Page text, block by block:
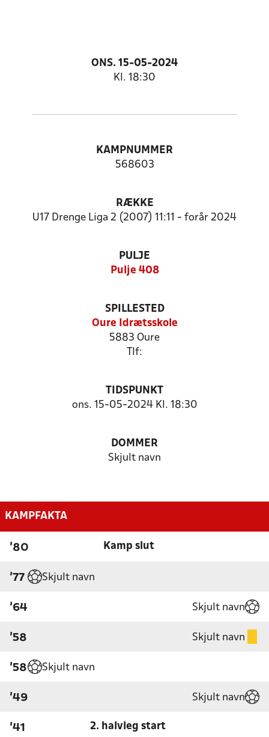
ONS. 15-05-2024
Kl. 18:30
KAMPNUMMER
568603
RÆKKE
U17 Drenge Liga 2 (2007) 11:11 - forår 2024
PULJE
Pulje 408
SPILLESTED
Oure Idrætsskole
5883 Oure
Tlf:
TIDSPUNKT
ons. 15-05-2024 Kl. 18:30
DOMMER
Skjult navn
KAMPFAKTA
'80 Kamp slut
'77 Skjult navn
'64 Skjult navn
'58 Skjult navn
'58 Skjult navn
'49 Skjult navn
'41 2. halvleg start